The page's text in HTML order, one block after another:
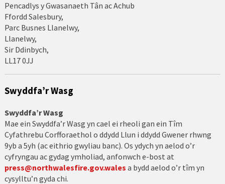
Pencadlys y Gwasanaeth Tân ac Achub
Ffordd Salesbury,
Parc Busnes Llanelwy,
Llanelwy,
Sir Ddinbych,
LL17 0JJ
Swyddfa’r Wasg
Swyddfa’r Wasg
Mae ein Swyddfa’r Wasg yn cael ei rheoli gan ein Tîm
Cyfathrebu Corfforaethol o ddydd Llun i ddydd Gwener rhwng
9yb a 5yh (ac eithrio gwyliau banc). Os ydych yn aelod o’r
cyfryngau ac gydag ymholiad, anfonwch e-bost at
press@northwalesfire.gov.wales a bydd aelod o’r tîm yn
cysylltu’n gyda chi.